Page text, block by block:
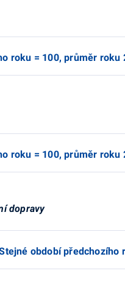
roku = 100, průměr roku
roku = 100, průměr roku
dopravy
Stejné období